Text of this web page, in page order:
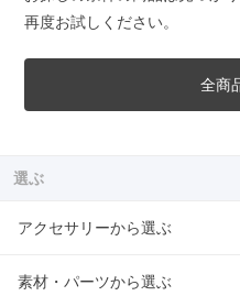
再度お試しください。
全商
選ぶ
アクセサリーから選ぶ
素材・パーツから選ぶ